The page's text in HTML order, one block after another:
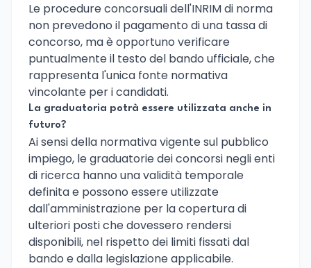
Le procedure concorsuali dell'INRIM di norma
non prevedono il pagamento di una tassa di
concorso, ma è opportuno verificare
puntualmente il testo del bando ufficiale, che
rappresenta l'unica fonte normativa
vincolante per i candidati.
La graduatoria potrà essere utilizzata anche in
futuro?
Ai sensi della normativa vigente sul pubblico
impiego, le graduatorie dei concorsi negli enti
di ricerca hanno una validità temporale
definita e possono essere utilizzate
dall'amministrazione per la copertura di
ulteriori posti che dovessero rendersi
disponibili, nel rispetto dei limiti fissati dal
bando e dalla legislazione applicabile.